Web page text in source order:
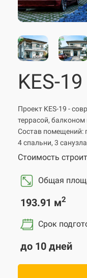
KES-19
Проект KES-19 -
террасой,
Состав помещений:
4 спальни, 3
Стоимость
Общая
193.91 м2
Срок
до 10 дней